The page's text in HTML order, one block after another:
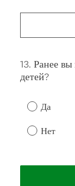
Question
Title
13. Ранее вы
детей?
Да
Нет